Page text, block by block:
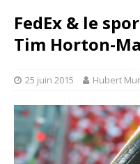
FedEx & le
Tim Horton-
25 juin 2015 Hubert